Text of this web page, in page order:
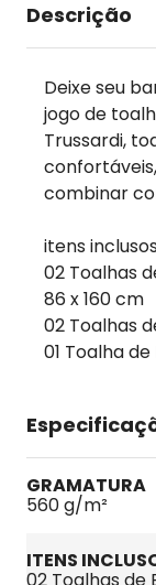
Descrição
Deixe seu
jogo de
Trussardi,
combinar
itens
02 Toalhas
86 x 160 cm
02 Toalhas
01 Toalha
GRAMATURA
560 g/m²
ITENS